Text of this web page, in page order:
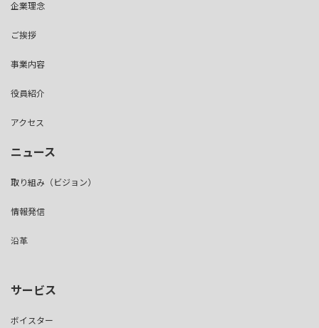
企業理念
ご挨拶
事業内容
役員紹介
アクセス
ニュース
取り組み（ビジョン）
情報発信
沿革
サービス
ボイスター